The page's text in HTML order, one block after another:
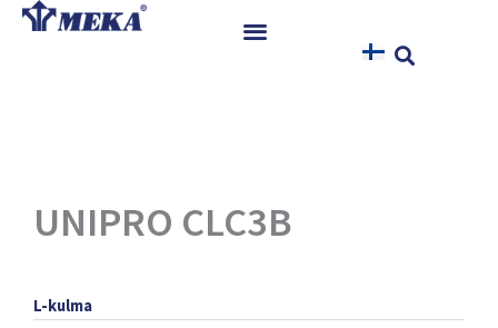
Siirry
UNIPRO CLC3B
L-kulma